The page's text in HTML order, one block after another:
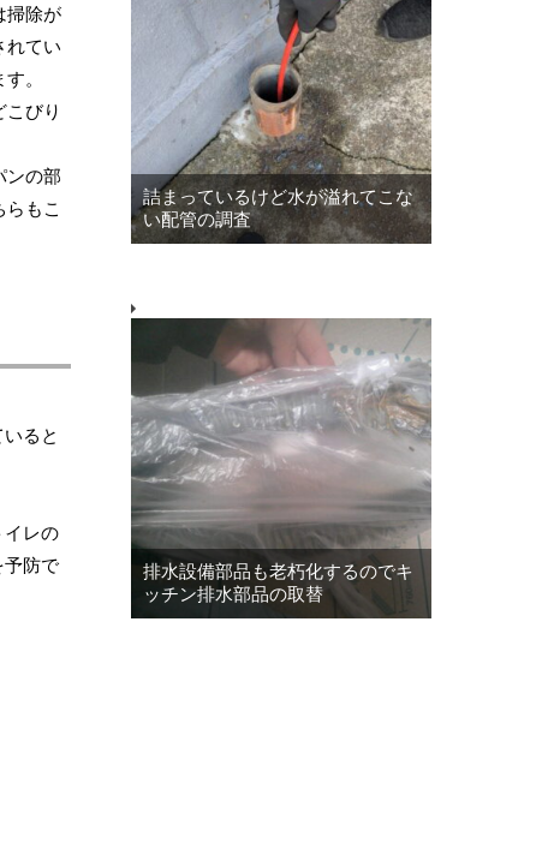
掃除が
れてい
。
こびり
ンの部
もこ
ると
イレの
予防で
詰まっているけど水が溢れてこな
い配管の調査
排水設備部品も老朽化するのでキ
ッチン排水部品の取替